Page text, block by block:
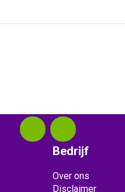
Bedrijf
Over ons
Disclaimer